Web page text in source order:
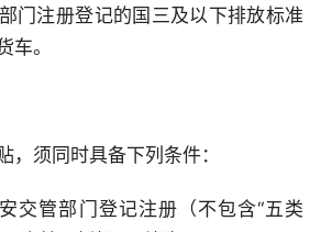
门注册登记的国三及以下排放标准
车。
，须同时具备下列条件：
交管部门登记注册（不包含“五类